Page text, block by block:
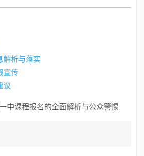
解析与落实
宣传
议
中课程报名的全面解析与公众警惕